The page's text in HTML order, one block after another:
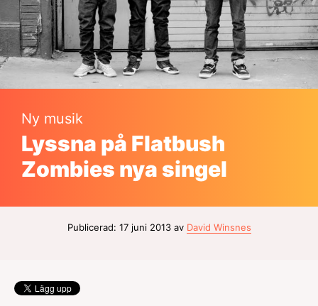
Ny musik
Lyssna på Flatbush
Zombies nya singel
Publicerad: 17 juni 2013 av David Winsnes